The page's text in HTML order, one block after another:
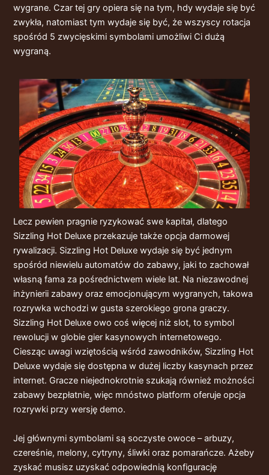
wygrane. Czar tej gry opiera się na tym, hdy wydaje się być
zwykła, natomiast tym wydaje się być, że wszyscy rotacja
spośród 5 zwycięskimi symbolami umożliwi Ci dużą
wygraną.
Lecz pewien pragnie ryzykować swe kapitał, dlatego
Sizzling Hot Deluxe przekazuje także opcja darmowej
rywalizacji. Sizzling Hot Deluxe wydaje się być jednym
spośród niewielu automatów do zabawy, jaki to zachował
własną fama za pośrednictwem wiele lat. Na niezawodnej
inżynierii zabawy oraz emocjonującym wygranych, takowa
rozrywka wchodzi w gusta szerokiego grona graczy.
Sizzling Hot Deluxe owo coś więcej niż slot, to symbol
rewolucji w globie gier kasynowych internetowego.
Ciesząc uwagi wziętością wśród zawodników, Sizzling Hot
Deluxe wydaje się dostępna w dużej liczby kasynach przez
internet. Gracze niejednokrotnie szukają również możności
zabawy bezpłatnie, więc mnóstwo platform oferuje opcja
rozrywki przy wersję demo.
Jej głównymi symbolami są soczyste owoce – arbuzy,
czereśnie, melony, cytryny, śliwki oraz pomarańcze. Ażeby
zyskać musisz uzyskać odpowiednią konfigurację